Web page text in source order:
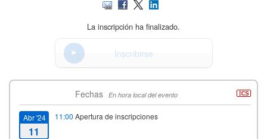
La inscripción ha finalizado.
Inscribirse
Fechas En hora local del evento
Abr '24
11
11:00 Apertura de inscripciones